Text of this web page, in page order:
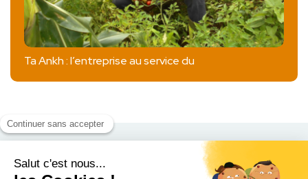
Ta Ankh : l’entreprise au service du